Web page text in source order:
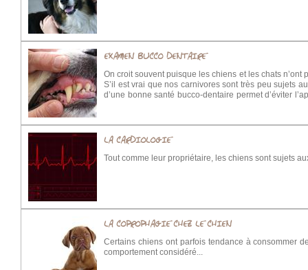
EXAMEN BUCCO DENTAIRE
On croit souvent puisque les chiens et les chats n’ont
S’il est vrai que nos carnivores sont très peu sujets
d’une bonne santé bucco-dentaire permet d’éviter
LA CARDIOLOGIE
Tout comme leur propriétaire, les chiens sont sujets
LA COPROPHAGIE CHEZ LE CHIEN
Certains chiens ont parfois tendance à consommer
comportement considéré...